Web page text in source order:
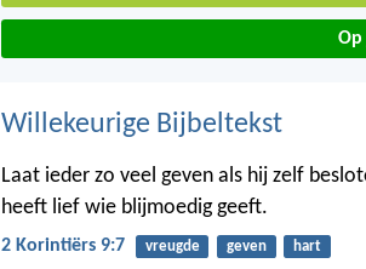
Willekeurige Bijbeltekst
Laat ieder zo veel geven als hij zelf
heeft lief wie blijmoedig geeft.
2 Korintiërs 9:7 vreugde geven hart